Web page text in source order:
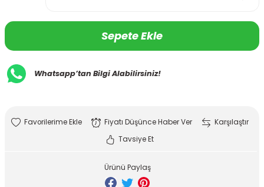
Sepete Ekle
Whatsapp’tan Bilgi Alabilirsiniz!
Fiyatı Düşünce Haber Ver
Karşılaştır
Tavsiye Et
Ürünü Paylaş